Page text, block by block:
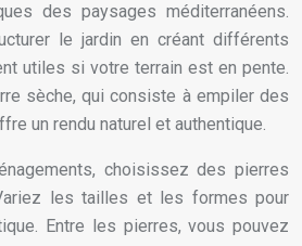
des paysages méditerranéens.
le jardin en créant différents
utiles si votre terrain est en pente.
sèche, qui consiste à empiler des
un rendu naturel et authentique.
choisissez des pierres
les tailles et les formes pour
Entre les pierres, vous pouvez